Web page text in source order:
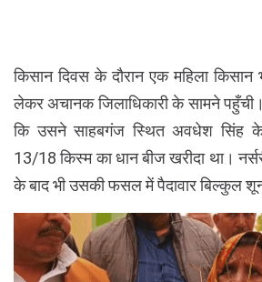
किसान दिवस के दौरान एक महिला
लेकर अचानक जिलाधिकारी के सामने
कि उसने साहबगंज स्थित अवधेश सिंह
13/18 किस्म का धान बीज खरीदा था।
के बाद भी उसकी फसल में पैदावार बिल्कुल